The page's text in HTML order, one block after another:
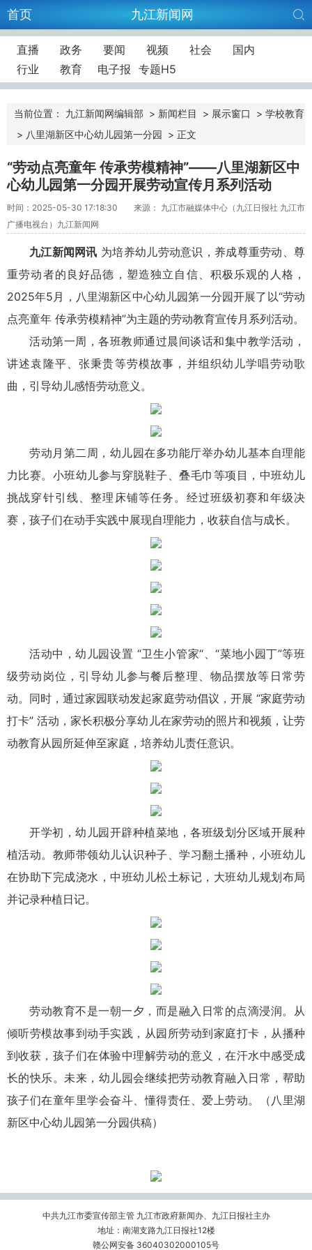
首页 九江新闻网
直播 政务 要闻 视频 社会
国内
行业
教育 电子报 专题H5
当前位置： 九江新闻网编辑部 > 新闻栏目 > 展示窗口 > 学校教育
> 八里湖新区中心幼儿园第一分园 > 正文
“劳动点亮童年 传承劳模精神”——八里湖新区中
心幼儿园第一分园开展劳动宣传月系列活动
时间：2025-05-30 17:18:30
来源： 九江市融媒体中心（九江日报社 九江市
广播电视台）九江新闻网
九江新闻网讯 为培养幼儿劳动意识，养成尊重劳动、尊
重劳动者的良好品德，塑造独立自信、积极乐观的人格，
2025年5月，八里湖新区中心幼儿园第一分园开展了以“劳动
点亮童年 传承劳模精神”为主题的劳动教育宣传月系列活动。
活动第一周，各班教师通过晨间谈话和集中教学活动，
讲述袁隆平、张秉贵等劳模故事，并组织幼儿学唱劳动歌
曲，引导幼儿感悟劳动意义。
劳动月第二周，幼儿园在多功能厅举办幼儿基本自理能
力比赛。小班幼儿参与穿脱鞋子、叠毛巾等项目，中班幼儿
挑战穿针引线、整理床铺等任务。经过班级初赛和年级决
赛，孩子们在动手实践中展现自理能力，收获自信与成长。
活动中，幼儿园设置 “卫生小管家“、“菜地小园丁”等班
级劳动岗位，引导幼儿参与餐后整理、物品摆放等日常劳
动。同时，通过家园联动发起家庭劳动倡议，开展 “家庭劳动
打卡” 活动，家长积极分享幼儿在家劳动的照片和视频，让劳
动教育从园所延伸至家庭，培养幼儿责任意识。
开学初，幼儿园开辟种植菜地，各班级划分区域开展种
植活动。教师带领幼儿认识种子、学习翻土播种，小班幼儿
在协助下完成浇水，中班幼儿松土标记，大班幼儿规划布局
并记录种植日记。
劳动教育不是一朝一夕，而是融入日常的点滴浸润。从
倾听劳模故事到动手实践，从园所劳动到家庭打卡，从播种
到收获，孩子们在体验中理解劳动的意义，在汗水中感受成
长的快乐。未来，幼儿园会继续把劳动教育融入日常，帮助
孩子们在童年里学会奋斗、懂得责任、爱上劳动。（八里湖
新区中心幼儿园第一分园供稿）
中共九江市委宣传部主管 九江市政府新闻办、九江日报社主办
地址：南湖支路九江日报社12楼
赣公网安备 36040302000105号